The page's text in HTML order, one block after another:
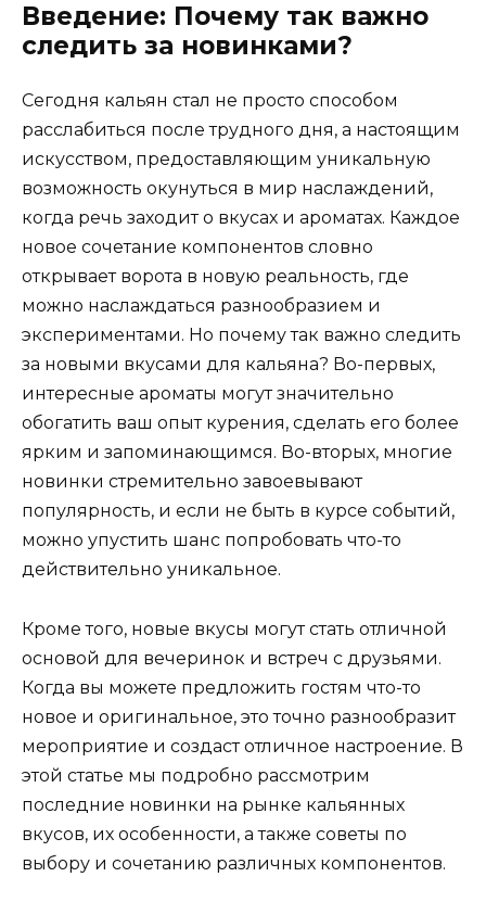
Введение: Почему так важно
следить за новинками?
Сегодня кальян стал не просто способом
расслабиться после трудного дня, а настоящим
искусством, предоставляющим уникальную
возможность окунуться в мир наслаждений,
когда речь заходит о вкусах и ароматах. Каждое
новое сочетание компонентов словно
открывает ворота в новую реальность, где
можно наслаждаться разнообразием и
экспериментами. Но почему так важно следить
за новыми вкусами для кальяна? Во-первых,
интересные ароматы могут значительно
обогатить ваш опыт курения, сделать его более
ярким и запоминающимся. Во-вторых, многие
новинки стремительно завоевывают
популярность, и если не быть в курсе событий,
можно упустить шанс попробовать что-то
действительно уникальное.
Кроме того, новые вкусы могут стать отличной
основой для вечеринок и встреч с друзьями.
Когда вы можете предложить гостям что-то
новое и оригинальное, это точно разнообразит
мероприятие и создаст отличное настроение. В
этой статье мы подробно рассмотрим
последние новинки на рынке кальянных
вкусов, их особенности, а также советы по
выбору и сочетанию различных компонентов.